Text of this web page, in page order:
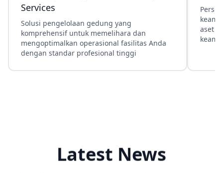
Services
Solusi pengelolaan gedung yang
komprehensif untuk memelihara dan
mengoptimalkan operasional fasilitas Anda
dengan standar profesional tinggi
aset
Latest News